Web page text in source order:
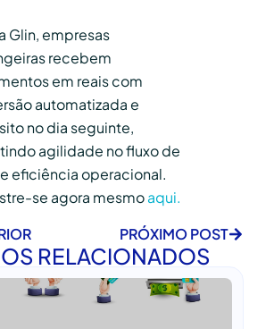
Glin, empresas
recebem
em reais com
automatizada e
no dia seguinte,
agilidade no fluxo de
eficiência operacional.
se agora mesmoaqui.
PRÓXIMO POST
RELACIONADOS